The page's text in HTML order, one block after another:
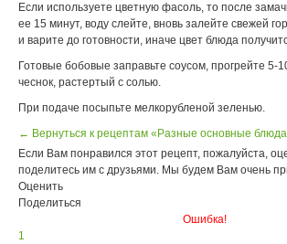
Если используете цветную фасоль, то после
ее 15 минут, воду слейте, вновь залейте свежей
и варите до готовности, иначе цвет блюда
Готовые бобовые заправьте соусом, прогрейте 5-
чеснок, растертый с солью.
При подаче посыпьте мелкорубленой зеленью.
← Вернуться к рецептам «Разные основные
Если Вам понравился этот рецепт, пожалуйста,
поделитесь им с друзьями. Мы будем Вам очень
Оценить
Поделиться
Ошибка!
1